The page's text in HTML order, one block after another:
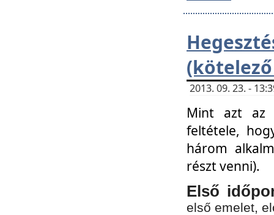
2013. 09. 23. -
Mint azt az
feltétele,
három
részt venni).
Első
első emelet,